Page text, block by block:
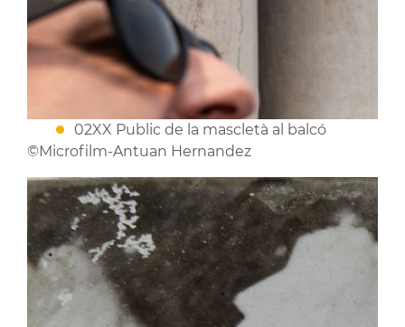
02XX Public de la mascletà al balcó
©Microfilm-Antuan Hernandez